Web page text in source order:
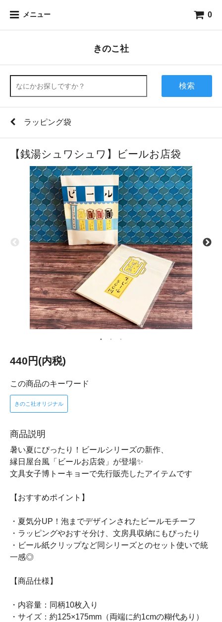
メニュー 0
きのこ社
検索
ラッピング袋
【銭湯シュワシュワ】ビールお店袋
440円(内税)
この商品のキーワード
きのこ社オリジナル
商品説明
暑い夏にぴったり！ビールシリーズの新作、
縁日屋台風「ビールお店袋」が登場✨
文具女子博トーキョーで先行販売したアイテムです
【おすすめポイント】
・夏気分UP！泡までデザインされたビールモチーフ
・ラッピングやおすそ分け、文房具収納にもぴったり
・ビール紙クリップなど同シリーズとのセット使いで統
一感◎
【商品仕様】
・内容量：同柄10枚入り
・サイズ：約125×175mm（両端に約1cmの糊代あり）